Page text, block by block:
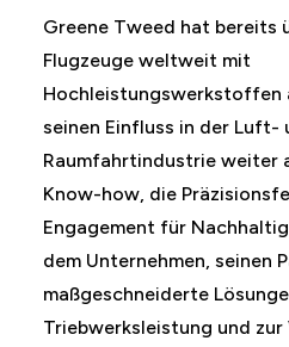
Greene Tweed hat bereits
Flugzeuge weltweit mit
Hochleistungswerkstoffen
seinen Einfluss in der Luft-
Raumfahrtindustrie weiter
Know-how, die
Engagement für
dem Unternehmen, seinen
maßgeschneiderte
Triebwerksleistung und zur